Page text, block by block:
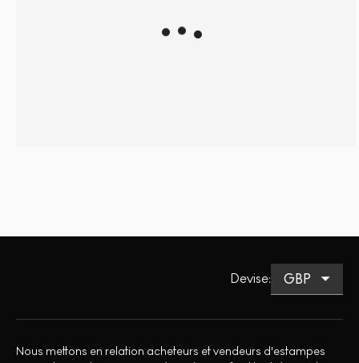
Devise:
Nous mettons en relation acheteurs et vendeurs d'estampes